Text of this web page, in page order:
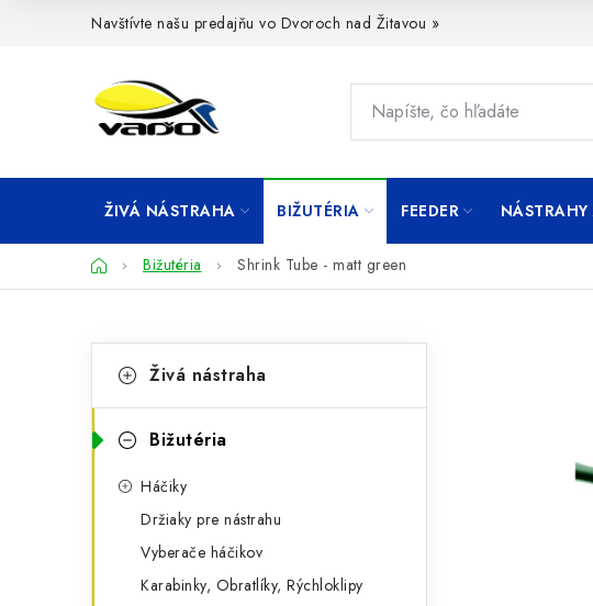
Navštívte našu predajňu vo Dvoroch nad Žitavou »
ŽIVÁ NÁSTRAHA BIŽUTÉRIA FEEDER
DomovBižutéria Shrink Tube - matt green
o
č
kategórie
a
t
Živá nástraha
Bižutéria
Háčiky
Držiaky pre nástrahu
Vyberače háčikov
Karabinky, Obratlíky, Rýchloklipy